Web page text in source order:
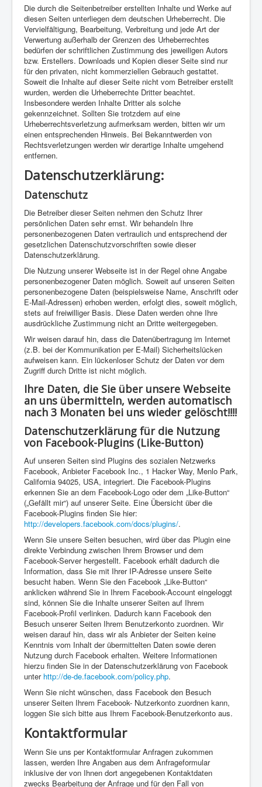
Die durch die Seitenbetreiber erstellten Inhalte und Werke auf
diesen Seiten unterliegen dem deutschen Urheberrecht. Die
Vervielfältigung, Bearbeitung, Verbreitung und jede Art der
Verwertung außerhalb der Grenzen des Urheberrechtes
bedürfen der schriftlichen Zustimmung des jeweiligen Autors
bzw. Erstellers. Downloads und Kopien dieser Seite sind nur
für den privaten, nicht kommerziellen Gebrauch gestattet.
Soweit die Inhalte auf dieser Seite nicht vom Betreiber erstellt
wurden, werden die Urheberrechte Dritter beachtet.
Insbesondere werden Inhalte Dritter als solche
gekennzeichnet. Sollten Sie trotzdem auf eine
Urheberrechtsverletzung aufmerksam werden, bitten wir um
einen entsprechenden Hinweis. Bei Bekanntwerden von
Rechtsverletzungen werden wir derartige Inhalte umgehend
entfernen.
Datenschutzerklärung:
Datenschutz
Die Betreiber dieser Seiten nehmen den Schutz Ihrer
persönlichen Daten sehr ernst. Wir behandeln Ihre
personenbezogenen Daten vertraulich und entsprechend der
gesetzlichen Datenschutzvorschriften sowie dieser
Datenschutzerklärung.
Die Nutzung unserer Webseite ist in der Regel ohne Angabe
personenbezogener Daten möglich. Soweit auf unseren Seiten
personenbezogene Daten (beispielsweise Name, Anschrift oder
E-Mail-Adressen) erhoben werden, erfolgt dies, soweit möglich,
stets auf freiwilliger Basis. Diese Daten werden ohne Ihre
ausdrückliche Zustimmung nicht an Dritte weitergegeben.
Wir weisen darauf hin, dass die Datenübertragung im Internet
(z.B. bei der Kommunikation per E-Mail) Sicherheitslücken
aufweisen kann. Ein lückenloser Schutz der Daten vor dem
Zugriff durch Dritte ist nicht möglich.
Ihre Daten, die Sie über unsere Webseite
an uns übermitteln, werden automatisch
nach 3 Monaten bei uns wieder gelöscht!!!!
Datenschutzerklärung für die Nutzung
von Facebook-Plugins (Like-Button)
Auf unseren Seiten sind Plugins des sozialen Netzwerks
Facebook, Anbieter Facebook Inc., 1 Hacker Way, Menlo Park,
California 94025, USA, integriert. Die Facebook-Plugins
erkennen Sie an dem Facebook-Logo oder dem „Like-Button“
(„Gefällt mir“) auf unserer Seite. Eine Übersicht über die
Facebook-Plugins finden Sie hier:
http://developers.facebook.com/docs/plugins/.
Wenn Sie unsere Seiten besuchen, wird über das Plugin eine
direkte Verbindung zwischen Ihrem Browser und dem
Facebook-Server hergestellt. Facebook erhält dadurch die
Information, dass Sie mit Ihrer IP-Adresse unsere Seite
besucht haben. Wenn Sie den Facebook „Like-Button“
anklicken während Sie in Ihrem Facebook-Account eingeloggt
sind, können Sie die Inhalte unserer Seiten auf Ihrem
Facebook-Profil verlinken. Dadurch kann Facebook den
Besuch unserer Seiten Ihrem Benutzerkonto zuordnen. Wir
weisen darauf hin, dass wir als Anbieter der Seiten keine
Kenntnis vom Inhalt der übermittelten Daten sowie deren
Nutzung durch Facebook erhalten. Weitere Informationen
hierzu finden Sie in der Datenschutzerklärung von Facebook
unter http://de-de.facebook.com/policy.php.
Wenn Sie nicht wünschen, dass Facebook den Besuch
unserer Seiten Ihrem Facebook- Nutzerkonto zuordnen kann,
loggen Sie sich bitte aus Ihrem Facebook-Benutzerkonto aus.
Kontaktformular
Wenn Sie uns per Kontaktformular Anfragen zukommen
lassen, werden Ihre Angaben aus dem Anfrageformular
inklusive der von Ihnen dort angegebenen Kontaktdaten
zwecks Bearbeitung der Anfrage und für den Fall von